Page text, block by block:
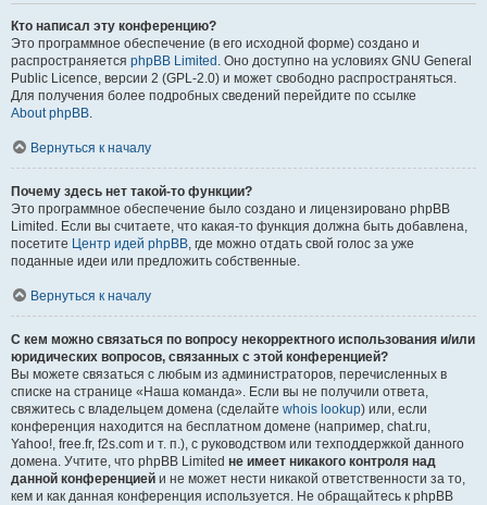
Кто написал эту конференцию?
Это программное обеспечение (в его исходной форме) создано и
распространяется phpBB Limited . Оно доступно на условиях GNU General
Public Licence, версии 2 (GPL-2.0) и может свободно распространяться.
Для получения более подробных сведений перейдите по ссылке
About phpBB.
Вернуться к началу
Почему здесь нет такой-то функции?
Это программное обеспечение было создано и лицензировано phpBB
Limited. Если вы считаете, что какая-то функция должна быть добавлена,
посетите Центр идей phpBB, где можно отдать свой голос за уже
поданные идеи или предложить собственные.
Вернуться к началу
С кем можно связаться по вопросу некорректного использования и/или
юридических вопросов, связанных с этой конференцией?
Вы можете связаться с любым из администраторов, перечисленных в
списке на странице «Наша команда». Если вы не получили ответа,
свяжитесь с владельцем домена (сделайте whois lookup) или, если
конференция находится на бесплатном домене (например, chat.ru,
Yahoo!, free.fr, f2s.com и т. п.), с руководством или техподдержкой данного
домена. Учтите, что phpBB Limited не имеет никакого контроля над
данной конференцией и не может нести никакой ответственности за то,
кем и как данная конференция используется. Не обращайтесь к phpBB